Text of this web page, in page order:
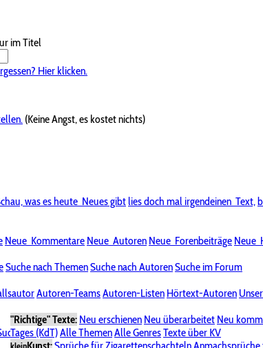
im Titel
Hier klicken.
(Keine Angst, es kostet nichts)
was es heute Neues gibtlies doch mal irgendeinen Text,
Neue Kommentare Neue Autoren Neue Forenbeiträge Neue
Suche nach ThemenSuche nach AutorenSuche im Forum
Autoren-TeamsAutoren-Listen Hörtext-Autoren
"Richtige" Texte: Neu erschienen Neu überarbeitet Neu
Tages (KdT)Alle ThemenAlle GenresTexte über KV
im ForumBereich "KV-Board"Bereich "Literatur &